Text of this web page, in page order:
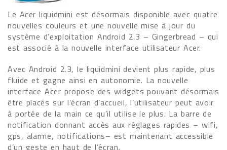
Le Acer liquidmini est désormais disponible avec quatre
nouvelles couleurs et une nouvelle mise à jour du
système d’exploitation Android 2.3 – Gingerbread – qui
est associé à la nouvelle interface utilisateur Acer.
Avec Android 2.3, le liquidmini devient plus rapide, plus
fluide et gagne ainsi en autonomie. La nouvelle
interface Acer propose des widgets pouvant désormais
être placés sur l’écran d’accueil, l’utilisateur peut avoir
à portée de la main ce qu’il utilise le plus. La barre de
notification donnant accès aux réglages rapides – wifi,
gps, alarme, notifications– est maintenant accessible
d’un geste en haut de l’écran.